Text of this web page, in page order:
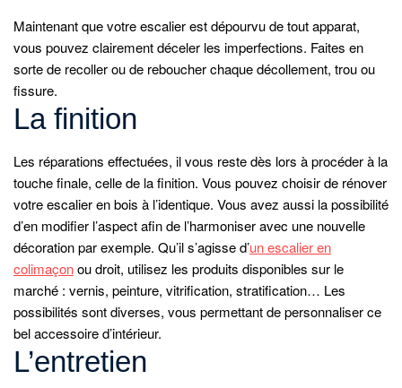
Maintenant que votre escalier est dépourvu de tout apparat,
vous pouvez clairement déceler les imperfections. Faites en
sorte de recoller ou de reboucher chaque décollement, trou ou
fissure.
La finition
Les réparations effectuées, il vous reste dès lors à procéder à la
touche finale, celle de la finition. Vous pouvez choisir de rénover
votre escalier en bois à l’identique. Vous avez aussi la possibilité
d’en modifier l’aspect afin de l’harmoniser avec une nouvelle
décoration par exemple. Qu’il s’agisse d’un escalier en
colimaçonou droit, utilisez les produits disponibles sur le
marché : vernis, peinture, vitrification, stratification… Les
possibilités sont diverses, vous permettant de personnaliser ce
bel accessoire d’intérieur.
L’entretien